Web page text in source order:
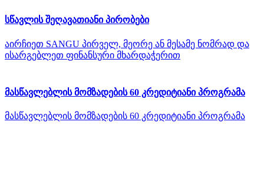
სწავლის შეღავათიანი პირობები
აირჩიეთ SANGU პირველ, მეორე ან მესამე ნომრად და
ისარგებლეთ ფინანსური მხარდაჭერით
მასწავლებლის მომზადების 60 კრედიტიანი პროგრამა
მასწავლებლის მომზადების 60 კრედიტიანი პროგრამა